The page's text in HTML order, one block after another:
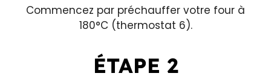
Commencez par préchauffer votre four à
180°C (thermostat 6).
ÉTAPE 2